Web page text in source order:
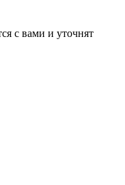
с вами и уточнят